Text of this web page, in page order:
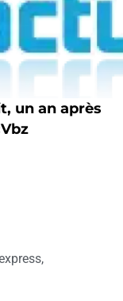
un an après
,